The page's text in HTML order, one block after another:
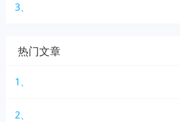
3、
热门文章
1、
2、